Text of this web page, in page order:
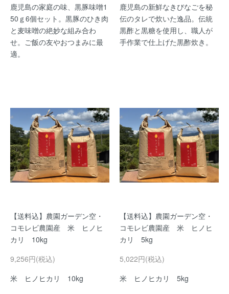
鹿児島の家庭の味、黒豚味噌1
50ｇ6個セット。黒豚のひき肉
と麦味噌の絶妙な組み合わ
せ。ご飯の友やおつまみに最
適。
鹿児島の新鮮なきびなごを秘
伝のタレで炊いた逸品。伝統
黒酢と黒糖を使用し、職人が
手作業で仕上げた黒酢炊き。
【送料込】農園ガーデン空・
コモレビ農園産 米 ヒノヒ
カリ 10kg
9,256円(税込)
米 ヒノヒカリ 10kg
【送料込】農園ガーデン空・
コモレビ農園産 米 ヒノヒ
カリ 5kg
5,022円(税込)
米 ヒノヒカリ 5kg